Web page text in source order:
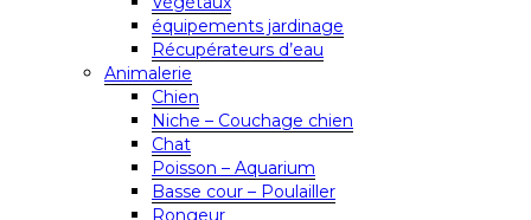
équipements jardinage
Récupérateurs d’eau
Animalerie
Chien
Niche – Couchage chien
Chat
Poisson – Aquarium
Basse cour – Poulailler
Rongeur